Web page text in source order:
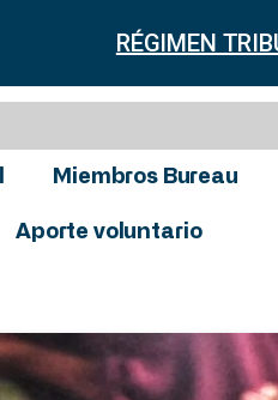
RÉGIMEN
Miembros Bureau
Aporte voluntario